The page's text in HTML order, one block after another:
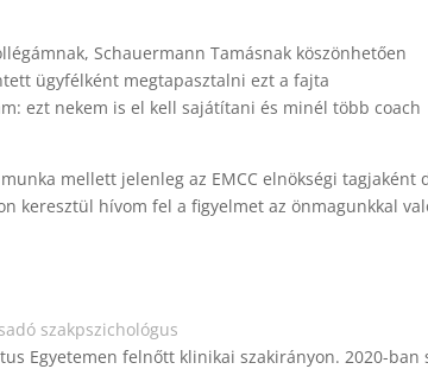
Schauermann Tamásnak köszönhetően
ügyfélként megtapasztalni ezt a fajta
ezt nekem is el kell sajátítani és minél több coach
mellett jelenleg az EMCC elnökségi tagjaként
keresztül hívom fel a figyelmet az önmagunkkal
szakpszichológus
Egyetemen felnőtt klinikai szakirányon. 2020-ban